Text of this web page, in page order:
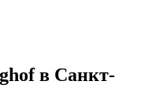
в Санкт-